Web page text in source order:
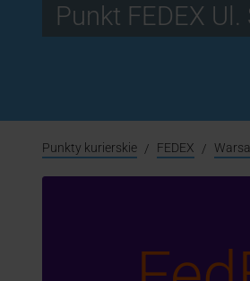
Punkt FEDEX
Punkty kurierskie FEDEX